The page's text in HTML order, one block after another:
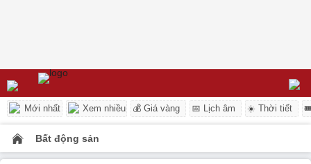
Mới nhất Xem nhiều 💰 Giá vàng 📅 Lịch âm ☀️ Thời tiết
Bất động sản